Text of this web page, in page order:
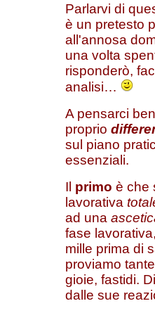
Parlarvi di
è un pretesto
all'annosa
una volta
risponderò,
analisi…
A pensarci
proprio
sul piano
essenziali.
Il primo è che
lavorativa
ad una
fase
mille prima di
proviamo
gioie, fastidi.
dalle sue